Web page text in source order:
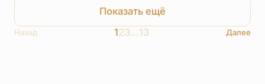
Показать ещё
Назад 123…13 Далее